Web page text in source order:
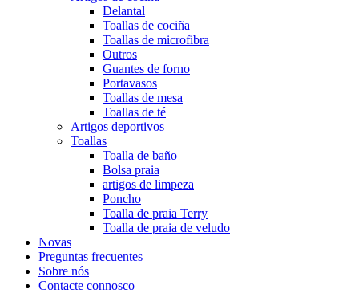
Delantal
Toallas de cociña
Toallas de microfibra
Outros
Guantes de forno
Portavasos
Toallas de mesa
Toallas de té
Artigos deportivos
Toallas
Toalla de baño
Bolsa praia
artigos de limpeza
Poncho
Toalla de praia Terry
Toalla de praia de veludo
Novas
Preguntas frecuentes
Sobre nós
Contacte connosco